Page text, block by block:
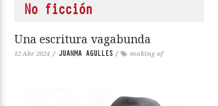
No ficción
Una escritura vagabunda
12 Abr 2024 / JUANMA AGULLES / making of